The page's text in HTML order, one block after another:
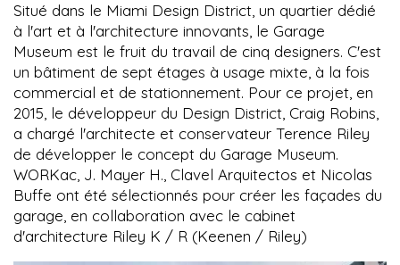
Situé dans le Miami Design District, un quartier dédié
à l'art et à l'architecture innovants, le Garage
Museum est le fruit du travail de cinq designers. C'est
un bâtiment de sept étages à usage mixte, à la fois
commercial et de stationnement. Pour ce projet, en
2015, le développeur du Design District, Craig Robins,
a chargé l'architecte et conservateur Terence Riley
de développer le concept du Garage Museum.
WORKac, J. Mayer H., Clavel Arquitectos et Nicolas
Buffe ont été sélectionnés pour créer les façades du
garage, en collaboration avec le cabinet
d'architecture Riley K / R (Keenen / Riley)